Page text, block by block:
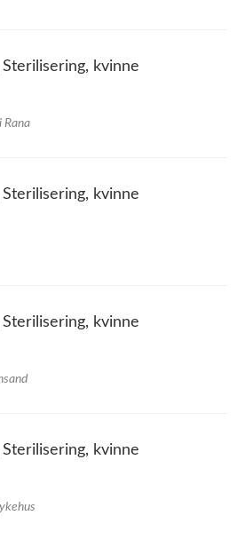
kvinne
Rana
kvinne
kvinne
kvinne